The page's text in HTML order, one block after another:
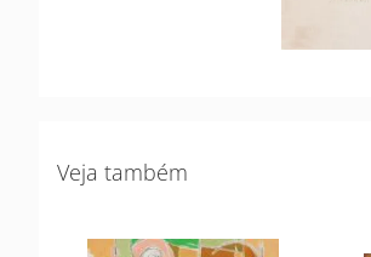
Veja também